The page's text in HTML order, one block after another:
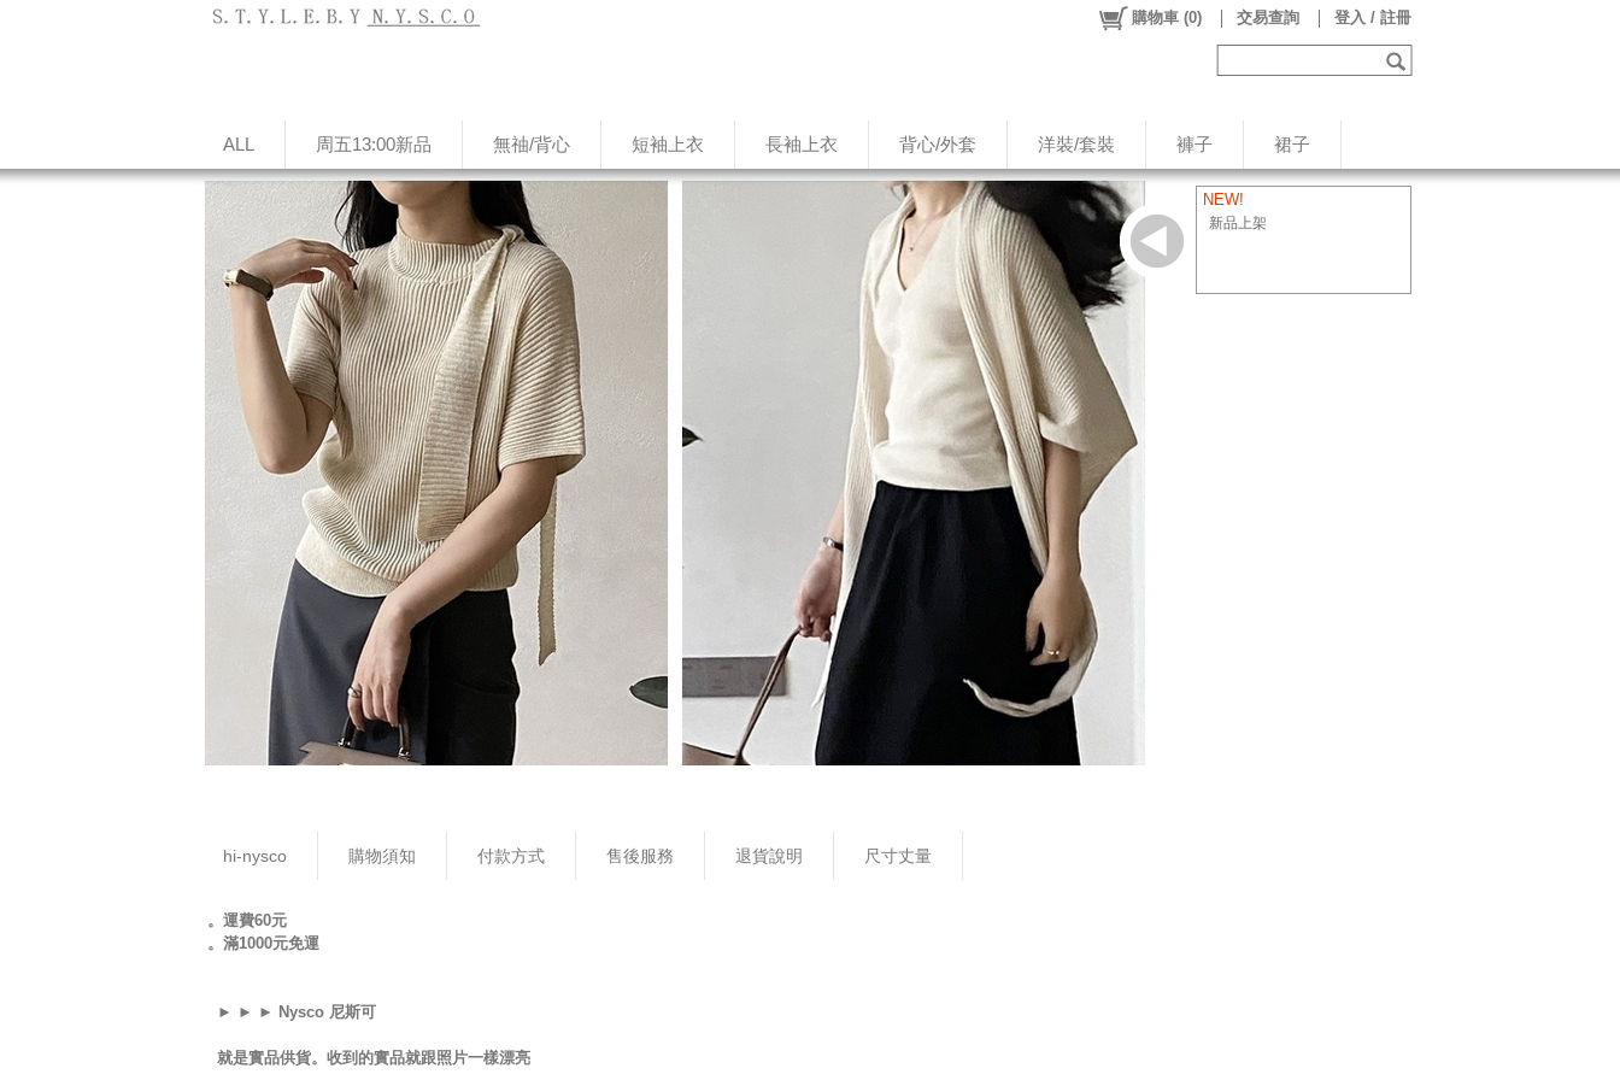
ALL 周五13:00新品 無䄂/背心 短袖上衣 長袖上衣 背心/外套 洋裝/套裝 褲子 裙子
購物車 (0) 交易查詢 登入 / 註冊
NEW!
新品上架
hi-nysco 購物須知 付款方式 售後服務 退貨說明 尺寸丈量
。運費60元
。滿1000元免運
► ► ► Nysco 尼斯可
就是實品供貨。收到的實品就跟照片一樣漂亮